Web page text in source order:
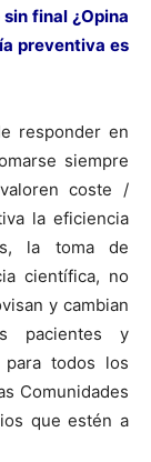
final ¿Opina
preventiva es
responder en
siempre
coste /
la eficiencia
la toma de
científica, no
y cambian
pacientes y
para todos los
Comunidades
que estén a